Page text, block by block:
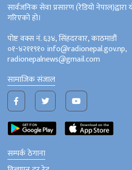
सार्वजनिक सेवा प्रसारण (रेडियो नेपाल)द्वारा
गरिएको हो।
पोष्ट वक्स नं. ६३४, सिंहदरवार, काठमाडौं
०१-४२११९१० info@radionepal.gov.np,
radionepalnews@gmail.com
सामाजिक संजाल
सम्पर्क ठेगाना